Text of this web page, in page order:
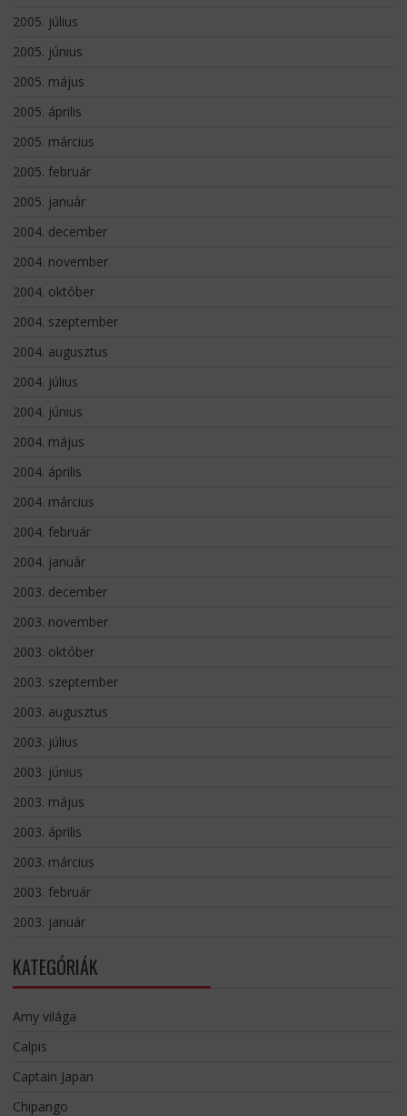
2005. július
2005. június
2005. május
2005. április
2005. március
2005. február
2005. január
2004. december
2004. november
2004. október
2004. szeptember
2004. augusztus
2004. július
2004. június
2004. május
2004. április
2004. március
2004. február
2004. január
2003. december
2003. november
2003. október
2003. szeptember
2003. augusztus
2003. július
2003. június
2003. május
2003. április
2003. március
2003. február
2003. január
KATEGÓRIÁK
Amy világa
Calpis
Captain Japan
Chipango